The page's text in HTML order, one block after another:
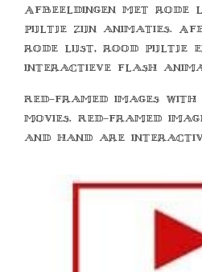
Afbeeldingen met rode
pijltje zijn animaties.
rode lijst, rood pijltje
interactieve flash
Red-framed images
movies. Red-framed
and hand are